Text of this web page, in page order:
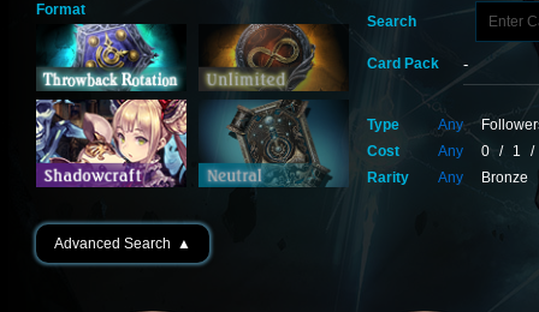
Format
Search
Card Pack
Type Any
Cost
Any 0 / 1
/
Rarity
Any Bronze
Advanced Search ▲